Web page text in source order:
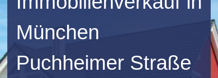
München
Puchheimer Straße